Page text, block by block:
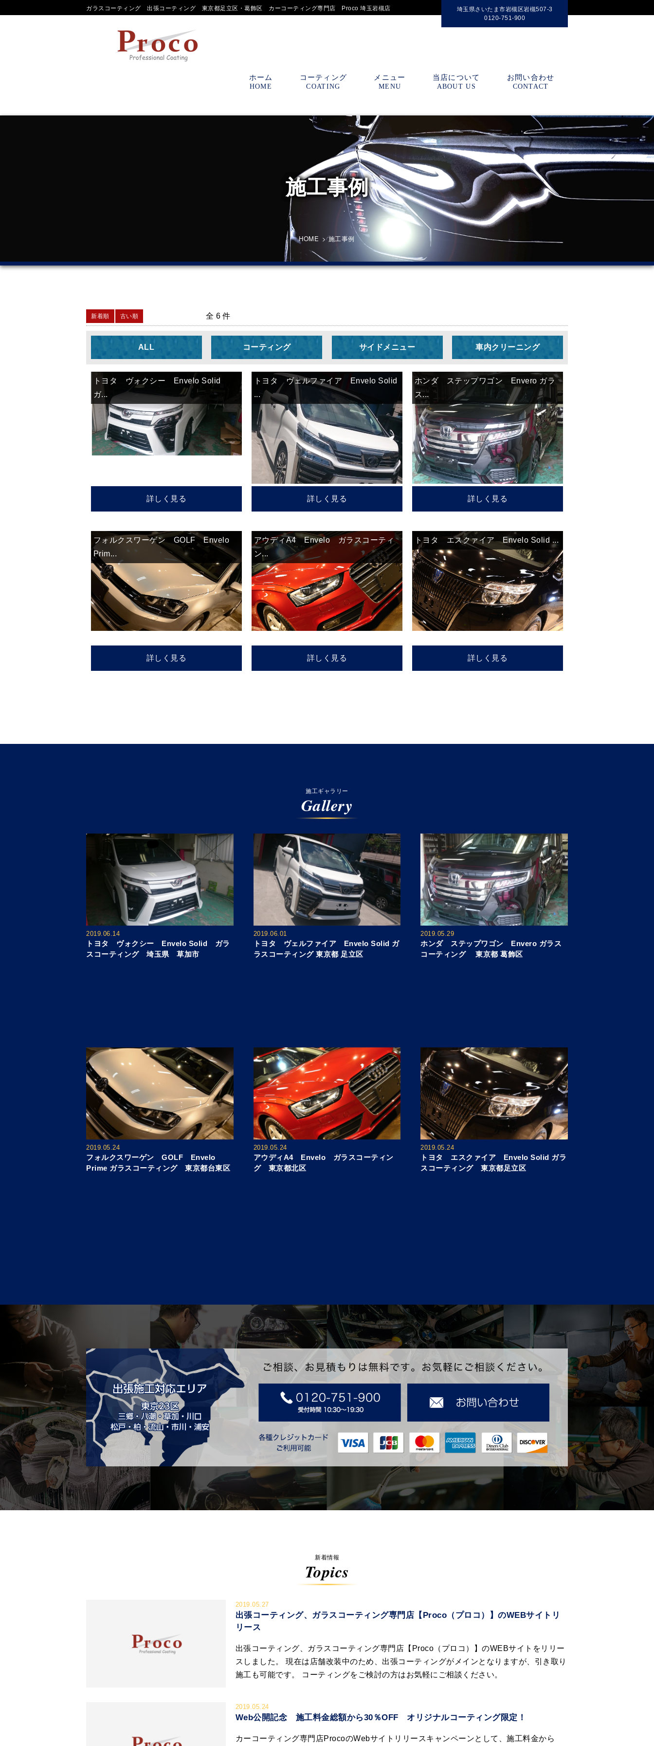
ガラスコーティング 出張コーティング 東京都足立区・葛飾区 カーコーティング専門店 Proco 埼玉岩槻店
埼玉県さいたま市岩槻区岩槻507-3
0120-751-900
ホーム
HOME
コーティング
COATING
メニュー
MENU
当店について
ABOUT US
お問い合わせ
CONTACT
施工事例
HOME >施工事例
新着順 古い順 全 6 件
ALL コーティング サイドメニュー 車内クリーニング
トヨタ ヴォクシー Envelo Solid
ガ...
詳しく見る
トヨタ ヴェルファイア Envelo Solid
...
詳しく見る
ホンダ ステップワゴン Envero ガラ
ス...
詳しく見る
フォルクスワーゲン GOLF Envelo
Prim...
詳しく見る
アウディA4 Envelo ガラスコーティ
ン...
詳しく見る
トヨタ エスクァイア Envelo Solid ...
詳しく見る
新
い
順
古
い
順
施工ギャラリー
Gallery
2019.06.14
トヨタ ヴォクシー Envelo Solid ガラ
スコーティング 埼玉県 草加市
2019.06.01
トヨタ ヴェルファイア Envelo Solid ガ
ラスコーティング 東京都 足立区
2019.05.29
ホンダ ステップワゴン Envero ガラス
コーティング 東京都 葛飾区
2019.05.24
フォルクスワーゲン GOLF Envelo
Prime ガラスコーティング 東京都台東区
2019.05.24
アウディA4 Envelo ガラスコーティン
グ 東京都北区
2019.05.24
トヨタ エスクァイア Envelo Solid ガラ
スコーティング 東京都足立区
新着情報
Topics
2019.05.27
出張コーティング、ガラスコーティング専門店【Proco（プロコ）】のWEBサイトリ
リース
出張コーティング、ガラスコーティング専門店【Proco（プロコ）】のWEBサイトをリリー
スしました。 現在は店舗改装中のため、出張コーティングがメインとなりますが、引き取り
施工も可能です。 コーティングをご検討の方はお気軽にご相談ください。
2019.05.24
Web公開記念 施工料金総額から30％OFF オリジナルコーティング限定！
カーコーティング専門店ProcoのWebサイトリリースキャンペーンとして、施工料金から